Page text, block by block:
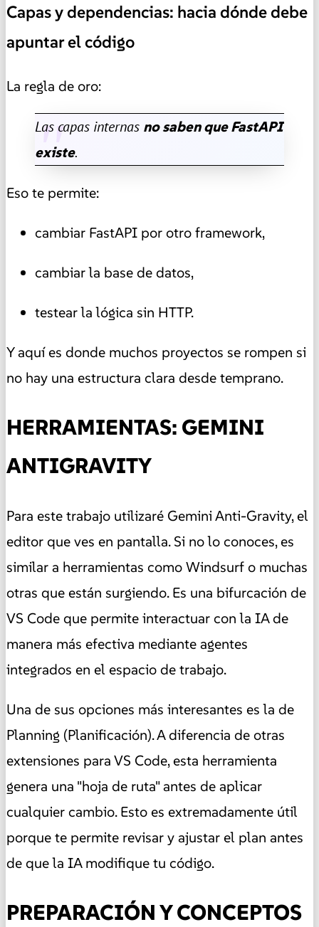
Capas y dependencias: hacia dónde debe
apuntar el código
La regla de oro:
Las capas internas no saben que FastAPI
existe.
Eso te permite:
cambiar FastAPI por otro framework,
cambiar la base de datos,
testear la lógica sin HTTP.
Y aquí es donde muchos proyectos se rompen si
no hay una estructura clara desde temprano.
HERRAMIENTAS: GEMINI
ANTIGRAVITY
Para este trabajo utilizaré Gemini Anti-Gravity, el
editor que ves en pantalla. Si no lo conoces, es
similar a herramientas como Windsurf o muchas
otras que están surgiendo. Es una bifurcación de
VS Code que permite interactuar con la IA de
manera más efectiva mediante agentes
integrados en el espacio de trabajo.
Una de sus opciones más interesantes es la de
Planning (Planificación). A diferencia de otras
extensiones para VS Code, esta herramienta
genera una "hoja de ruta" antes de aplicar
cualquier cambio. Esto es extremadamente útil
porque te permite revisar y ajustar el plan antes
de que la IA modifique tu código.
PREPARACIÓN Y CONCEPTOS